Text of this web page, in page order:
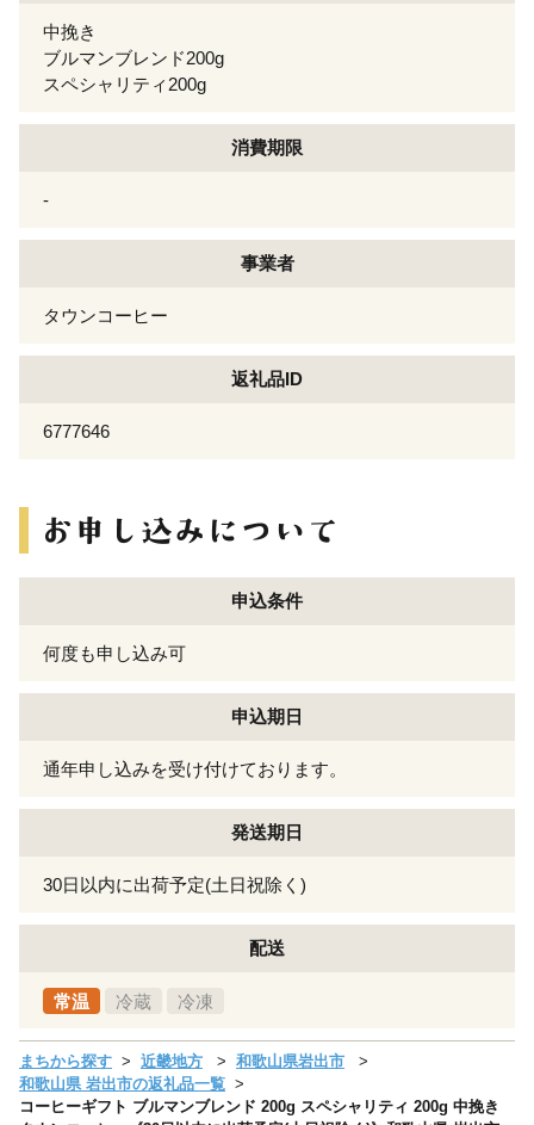
中挽き
ブルマンブレンド200g
スペシャリティ200g
消費期限
-
事業者
タウンコーヒー
返礼品ID
6777646
申込条件
何度も申し込み可
申込期日
通年申し込みを受け付けております。
発送期日
30日以内に出荷予定(土日祝除く)
配送
常温 冷蔵 冷凍
まちから探す 近畿地方
和歌山県岩出市
和歌山県 岩出市の返礼品一覧
コーヒーギフト ブルマンブレンド 200g スペシャリティ 200g 中挽き